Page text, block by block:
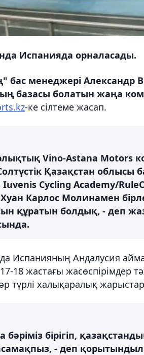
Испанияда орналасады.
бас менеджері Александр
базасы болатын жаңа
-ке сілтеме жасап.
Vino-Astana Motors
Қазақстан
Iuvenis Cycling Academy/
Хуан Карлос Молинамен
құратын болдық, - деп
Испанияның Андалусия
18 жастағы жасөспірімдер
әр түрлі халықаралық
бірігіп,
- деп